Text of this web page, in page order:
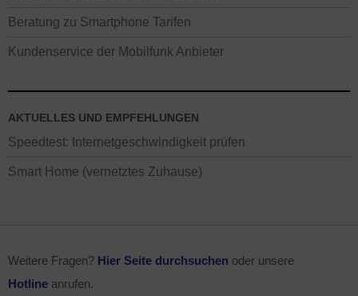
Beratung zu Smartphone Tarifen
Kundenservice der Mobilfunk Anbieter
AKTUELLES UND EMPFEHLUNGEN
Speedtest: Internetgeschwindigkeit prüfen
Smart Home (vernetztes Zuhause)
Weitere Fragen? Hier Seite durchsuchen oder unsere
Hotline anrufen.